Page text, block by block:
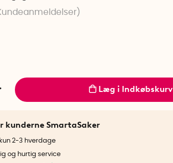
)
Læg i Indkøbskurv
kunderne SmartaSaker
2-3 hverdage
og hurtig service